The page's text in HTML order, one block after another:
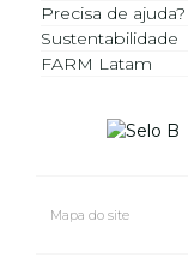
Precisa de ajuda?
Sustentabilidade
FARM Latam
Mapa do site